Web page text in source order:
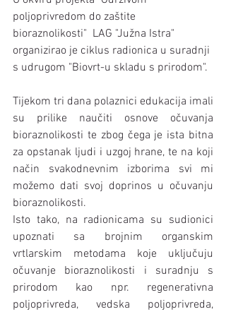
poljoprivredom do zaštite
bioraznolikosti"  LAG "Južna Istra"
organizirao je ciklus radionica u suradnji
s udrugom "Biovrt-u skladu s prirodom".
Tijekom tri dana polaznici edukacija imali
su prilike naučiti osnove očuvanja
bioraznolikosti te zbog čega je ista bitna
za opstanak ljudi i uzgoj hrane, te na koji
način svakodnevnim izborima svi mi
možemo dati svoj doprinos u očuvanju
bioraznolikosti.
Isto tako, na radionicama su sudionici
upoznati sa brojnim organskim
vrtlarskim metodama koje uključuju
očuvanje bioraznolikosti i suradnju s
prirodom kao npr. regenerativna
poljoprivreda, vedska poljoprivreda,